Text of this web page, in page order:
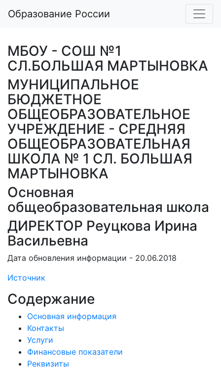
Образование России
МБОУ - СОШ №1
СЛ.БОЛЬШАЯ МАРТЫНОВКА
МУНИЦИПАЛЬНОЕ
БЮДЖЕТНОЕ
ОБЩЕОБРАЗОВАТЕЛЬНОЕ
УЧРЕЖДЕНИЕ - СРЕДНЯЯ
ОБЩЕОБРАЗОВАТЕЛЬНАЯ
ШКОЛА № 1 СЛ. БОЛЬШАЯ
МАРТЫНОВКА
Основная
общеобразовательная школа
ДИРЕКТОР Реуцкова Ирина
Васильевна
Дата обновления информации - 20.06.2018
Источник
Содержание
Основная информация
Контакты
Услуги
Финансовые показатели
Реквизиты